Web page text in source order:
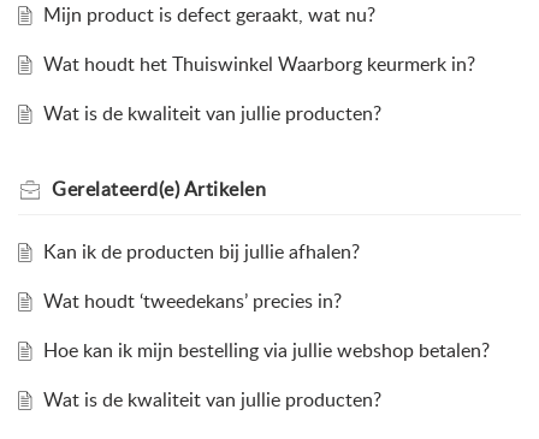
Mijn product is defect geraakt, wat nu?
Wat houdt het Thuiswinkel Waarborg keurmerk in?
Wat is de kwaliteit van jullie producten?
Gerelateerd(e)Artikelen
Kan ik de producten bij jullie afhalen?
Wat houdt ‘tweedekans’ precies in?
Hoe kan ik mijn bestelling via jullie webshop betalen?
Wat is de kwaliteit van jullie producten?